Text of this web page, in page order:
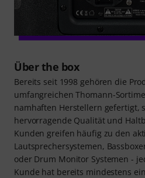
Über the box
Bereits seit 1998 gehören die
umfangreichen Thomann-
namhaften Herstellern gefertigt,
hervorragende Qualität und
Kunden greifen häufig zu den
Lautsprechersystemen,
oder Drum Monitor Systemen -
Kunde hat bereits mindestens